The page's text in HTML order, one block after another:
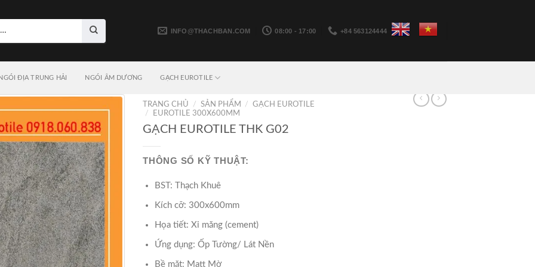
INFO@THACHBAN.COM 08:00 - 17:00 +84 563124444
NGÓI ĐỊA TRUNG HẢI NGÓI ÂM DƯƠNG GẠCH EUROTILE
TRANG CHỦ / SẢN PHẨM /
GẠCH EUROTILE
/
EUROTILE 300X600MM
GẠCH EUROTILE THK G02
THÔNG SỐ KỸ THUẬT:
BST: Thạch Khuê
Kích cỡ: 300x600mm
Họa tiết: Xi măng (cement)
Ứng dụng: Ốp Tường/ Lát Nền
Bề mặt: Matt Mờ